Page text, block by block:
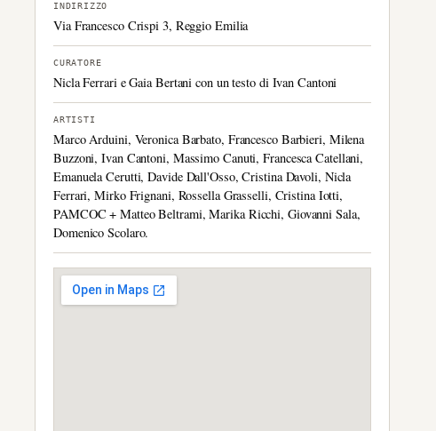
INDIRIZZO
Via Francesco Crispi 3, Reggio Emilia
CURATORE
Nicla Ferrari e Gaia Bertani con un testo di Ivan Cantoni
ARTISTI
Marco Arduini, Veronica Barbato, Francesco Barbieri, Milena
Buzzoni, Ivan Cantoni, Massimo Canuti, Francesca Catellani,
Emanuela Cerutti, Davide Dall'Osso, Cristina Davoli, Nicla
Ferrari, Mirko Frignani, Rossella Grasselli, Cristina Iotti,
PAMCOC + Matteo Beltrami, Marika Ricchi, Giovanni Sala,
Domenico Scolaro.